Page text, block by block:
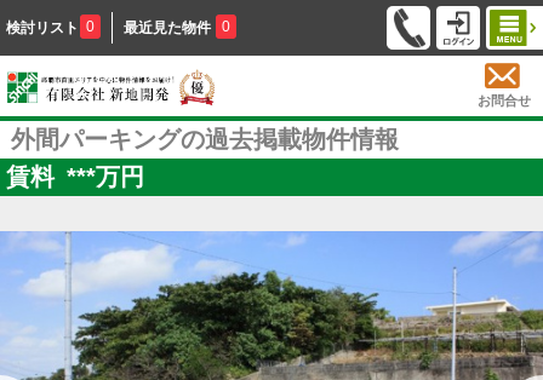
検討リスト 0 最近見た物件 0
お問合せ
外間パーキングの過去掲載物件情報
賃料 ***万円